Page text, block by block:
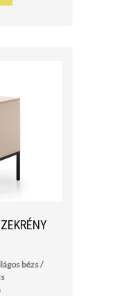
bézs /